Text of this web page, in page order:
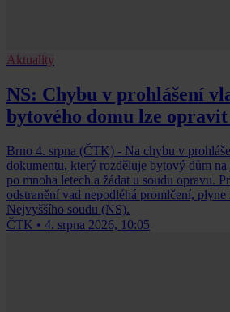
Aktuality
NS: Chybu v prohlášení
bytového domu lze
Brno 4. srpna (ČTK) - Na chybu v
dokumentu, který rozděluje bytový dům
po mnoha letech a žádat u soudu opravu.
odstranění vad nepodléhá promlčení,
Nejvyššího soudu (NS).
ČTK • 4. srpna 2026, 10:05